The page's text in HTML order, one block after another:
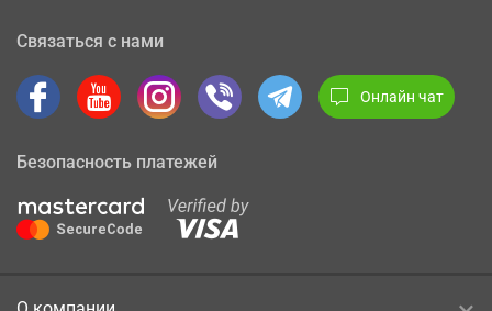
Связаться с нами
Онлайн чат
Безопасность платежей